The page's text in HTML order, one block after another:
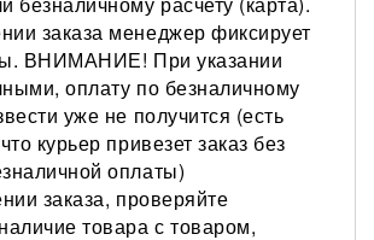
заказа менеджер фиксирует
ВНИМАНИЕ! При указании
оплату по безналичному
уже не получится (есть
курьер привезет заказ без
оплаты)
заказа, проверяйте
товара с товаром,